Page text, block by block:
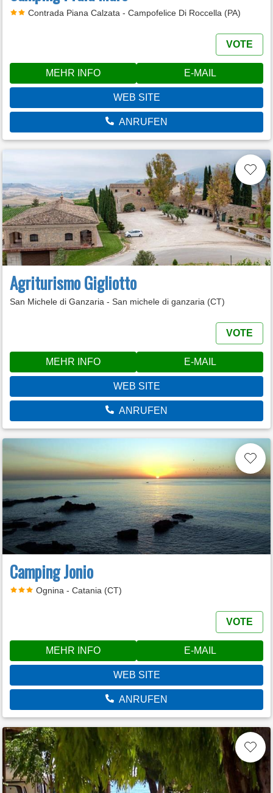
Contrada Piana Calzata - Campofelice Di Roccella (PA)
VOTE
MEHR INFO E-MAIL
WEB SITE
ANRUFEN
Agriturismo Gigliotto
San Michele di Ganzaria - San michele di ganzaria (CT)
VOTE
MEHR INFO E-MAIL
WEB SITE
ANRUFEN
Camping Jonio
Ognina - Catania (CT)
VOTE
MEHR INFO E-MAIL
WEB SITE
ANRUFEN